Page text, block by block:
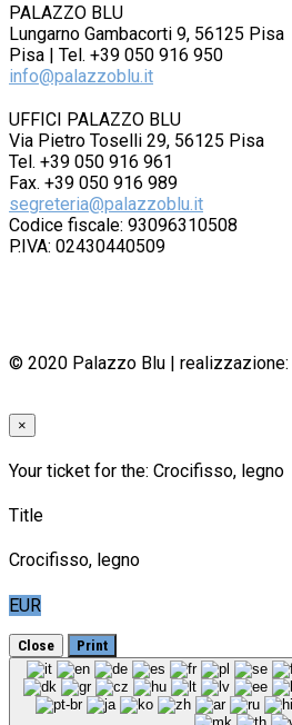
PALAZZO BLU
Lungarno Gambacorti 9, 56125 Pisa
Pisa | Tel. +39 050 916 950
info@palazzoblu.it
UFFICI PALAZZO BLU
Via Pietro Toselli 29, 56125 Pisa
Tel. +39 050 916 961
Fax. +39 050 916 989
segreteria@palazzoblu.it
Codice fiscale: 93096310508
P.IVA: 02430440509
© 2020 Palazzo Blu | realizzazione:
×
Your ticket for the: Crocifisso, legno
Title
Crocifisso, legno
EUR
Close Print